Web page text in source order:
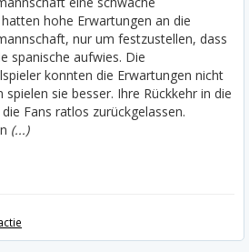
hohe Erwartungen an die
nur um festzustellen, dass
spanische aufwies. Die
konnten die Erwartungen nicht
spielen sie besser. Ihre Rückkehr in die
Fans ratlos zurückgelassen.
(...)